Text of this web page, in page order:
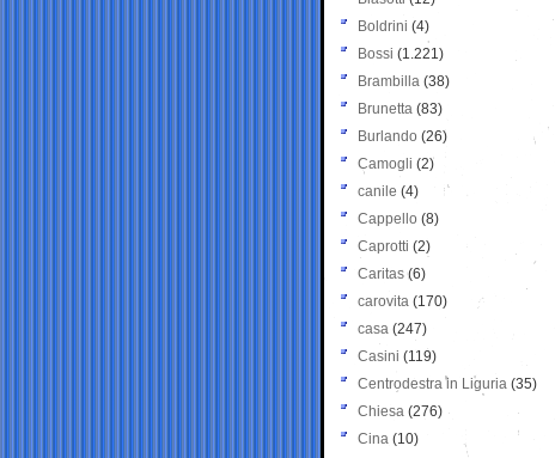
Boldrini (4)
Bossi (1.221)
Brambilla (38)
Brunetta (83)
Burlando (26)
Camogli (2)
canile (4)
Cappello (8)
Caprotti (2)
Caritas (6)
carovita (170)
casa (247)
Casini (119)
Centrodestra in Liguria (35)
Chiesa (276)
Cina (10)